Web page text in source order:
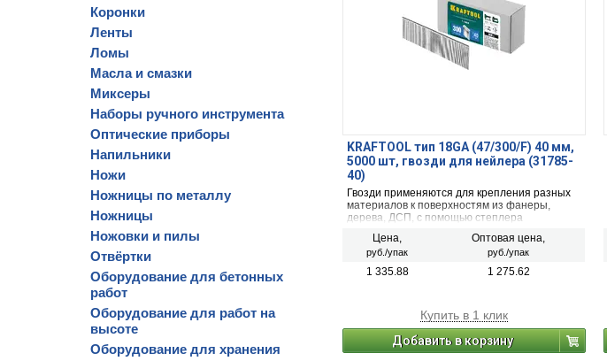
Коронки
Ленты
Ломы
Масла и смазки
Миксеры
Наборы ручного инструмента
Оптические приборы
Напильники
Ножи
Ножницы по металлу
Ножницы
Ножовки и пилы
Отвёртки
Оборудование для бетонных
работ
Оборудование для работ на
высоте
Оборудование для хранения
KRAFTOOL тип 18GA (47/300/F) 40 мм,
5000 шт, гвозди для нейлера (31785-
40)
Гвозди применяются для крепления разных
материалов к поверхностям из фанеры,
дерева, ДСП, с помощью степлера
Цена,
руб./упак
Оптовая цена,
руб./упак
1 335.88 1 275.62
Купить в 1 клик
Добавить в корзину